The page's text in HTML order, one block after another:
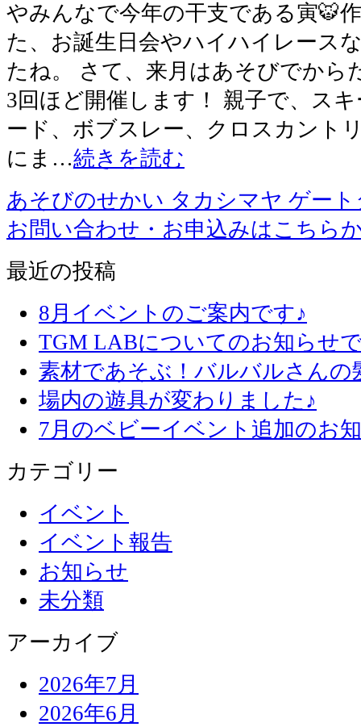
やみんなで今年の干支である寅🐯
た、お誕生日会やハイハイレース
たね。 さて、来月はあそびでから
3回ほど開催します！ 親子で、ス
ード、ボブスレー、クロスカント
にま…続きを読む
あそびのせかい タカシマヤ ゲー
お問い合わせ・お申込みはこちら
最近の投稿
8月イベントのご案内です♪
TGM LABについてのお知らせ
素材であそぶ！バルバルさん
場内の遊具が変わりました♪
7月のベビーイベント追加のお
カテゴリー
イベント
イベント報告
お知らせ
未分類
アーカイブ
2026年7月
2026年6月